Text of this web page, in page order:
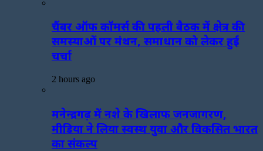
चैंबर ऑफ कॉमर्स की पहली बैठक में क्षेत्र की
समस्याओं पर मंथन, समाधान को लेकर हुई
चर्चा
2 hours ago
मनेन्द्रगढ़ में नशे के खिलाफ जनजागरण,
मीडिया ने लिया स्वस्थ युवा और विकसित भारत
का संकल्प